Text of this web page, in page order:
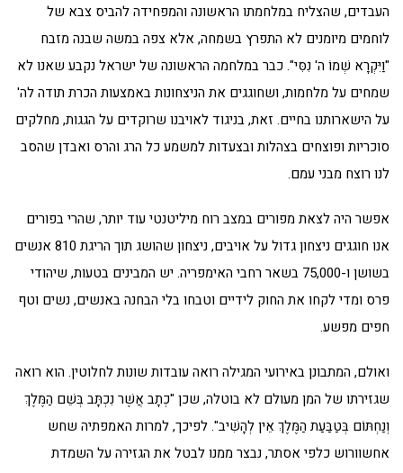
העבדים, שהצליח במלחמתו הראשונה והמפחידה להביס צבא של
לוחמים מיומנים לא התפרץ בשמחה, אלא צפה במשה שבנה מזבח
"וַיִּקְרָא שְׁמוֹ ה' נִסִּי". כבר במלחמה הראשונה של ישראל נקבע שאנו לא
שמחים על מלחמות, ושחוגגים את הניצחונות באמצעות הכרת תודה לה'
על הישארותנו בחיים. זאת, בניגוד לאויבנו שרוקדים על הגגות, מחלקים
סוכריות ופוצחים בצהלות ובצעדות למשמע כל הרג והרס ואבדן שהסב
לנו רוצח מבני עמם.
אפשר היה לצאת מפורים במצב רוח מיליטנטי עוד יותר, שהרי בפורים
אנו חוגגים ניצחון גדול על אויבים, ניצחון שהושג תוך הריגת 810 אנשים
בשושן ו-75,000 בשאר רחבי האימפריה. יש המבינים בטעות, שיהודי
פרס ומדי לקחו את החוק לידיים וטבחו בלי הבחנה באנשים, נשים וטף
חפים מפשע.
ואולם, המתבונן באירועי המגילה רואה עובדות שונות לחלוטין. הוא רואה
שגזירתו של המן מעולם לא בוטלה, שכן "כְתָב אֲשֶׁר נִכְתָּב בְּשֵׁם הַמֶּלֶךְ
וְנַחְתּוֹם בְּטַבַּעַת הַמֶּלֶךְ אֵין לְהָשִׁיב". לפיכך, למרות האמפתיה שחש
אחשוורוש כלפי אסתר, נבצר ממנו לבטל את הגזירה על השמדת